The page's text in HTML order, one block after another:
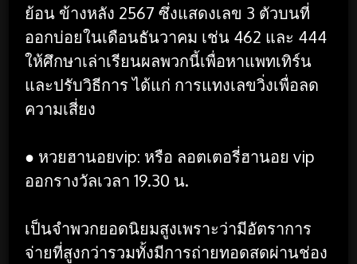
ย้อน ข้างหลัง 2567 ซึ่งแสดงเลข 3 ตัวบนที่
ออกบ่อยในเดือนธันวาคม เช่น 462 และ 444
ให้ศึกษาเล่าเรียนผลพวกนี้เพื่อหาแพทเทิร์น
และปรับวิธีการ ได้แก่ การแทงเลขวิ่งเพื่อลด
ความเสี่ยง
● หวยฮานอยvip: หรือ ลอตเตอรี่ฮานอย vip
ออกรางวัลเวลา 19.30 น.
เป็นจำพวกยอดนิยมสูงเพราะว่ามีอัตราการ
จ่ายที่สูงกว่ารวมทั้งมีการถ่ายทอดสดผ่านช่อง